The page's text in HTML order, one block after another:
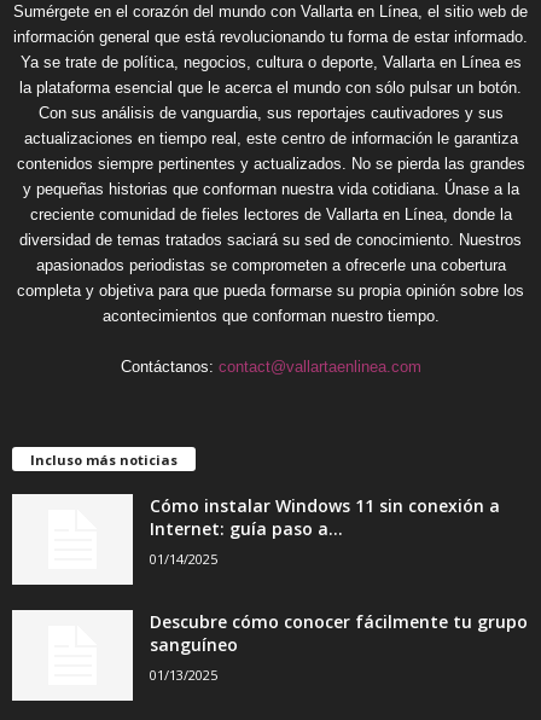
Sumérgete en el corazón del mundo con Vallarta en Línea, el sitio web de
información general que está revolucionando tu forma de estar informado.
Ya se trate de política, negocios, cultura o deporte, Vallarta en Línea es
la plataforma esencial que le acerca el mundo con sólo pulsar un botón.
Con sus análisis de vanguardia, sus reportajes cautivadores y sus
actualizaciones en tiempo real, este centro de información le garantiza
contenidos siempre pertinentes y actualizados. No se pierda las grandes
y pequeñas historias que conforman nuestra vida cotidiana. Únase a la
creciente comunidad de fieles lectores de Vallarta en Línea, donde la
diversidad de temas tratados saciará su sed de conocimiento. Nuestros
apasionados periodistas se comprometen a ofrecerle una cobertura
completa y objetiva para que pueda formarse su propia opinión sobre los
acontecimientos que conforman nuestro tiempo.
Contáctanos: contact@vallartaenlinea.com
Incluso más noticias
Cómo instalar Windows 11 sin conexión a
Internet: guía paso a...
01/14/2025
Descubre cómo conocer fácilmente tu grupo
sanguíneo
01/13/2025